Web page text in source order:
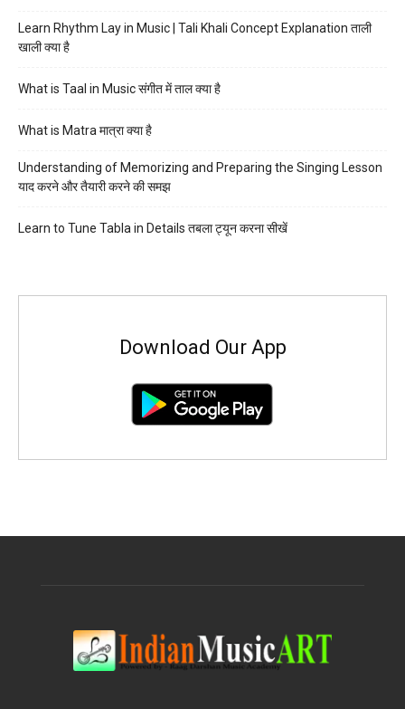
Learn Rhythm Lay in Music | Tali Khali Concept Explanation ताली
खाली क्या है
What is Taal in Music संगीत में ताल क्या है
What is Matra मात्रा क्या है
Understanding of Memorizing and Preparing the Singing Lesson
याद करने और तैयारी करने की समझ
Learn to Tune Tabla in Details तबला ट्यून करना सीखें
Download Our App